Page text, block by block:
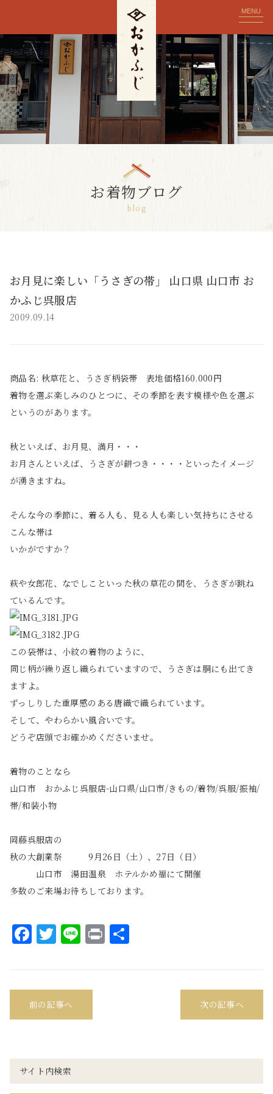
MENU
お着物ブログ
blog
お月見に楽しい「うさぎの帯」 山口県 山口市 お
かふじ呉服店
2009.09.14
商品名: 秋草花と、うさぎ柄袋帯 表地価格160.000円
着物を選ぶ楽しみのひとつに、その季節を表す模様や色を選ぶ
というのがあります。
秋といえば、お月見、満月・・・
お月さんといえば、うさぎが餅つき・・・・といったイメージ
が湧きますね。
そんな今の季節に、着る人も、見る人も楽しい気持ちにさせる
こんな帯は
いかがですか？
萩や女郎花、なでしこといった秋の草花の間を、うさぎが跳ね
ているんです。
この袋帯は、小紋の着物のように、
同じ柄が繰り返し織られていますので、うさぎは胴にも出てき
ますよ。
ずっしりした重厚感のある唐織で織られています。
そして、やわらかい風合いです。
どうぞ店頭でお確かめくださいませ。
着物のことなら
山口市 おかふじ呉服店-山口県/山口市/きもの/着物/呉服/振袖/
帯/和装小物
岡藤呉服店の
秋の大創業祭 9月26日（土）、27日（日）
山口市 湯田温泉 ホテルかめ福にて開催
多数のご来場お待ちしております。
Facebook
Twitter
LinePrint
前の記事へ 次の記事へ
サイト内検索